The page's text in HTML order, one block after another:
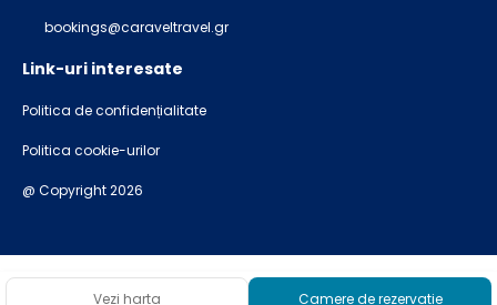
Vezi harta Camere de rezervatie
bookings@caraveltravel.gr
Link-uri interesate
Politica de confidențialitate
Politica cookie-urilor
@ Copyright 2026